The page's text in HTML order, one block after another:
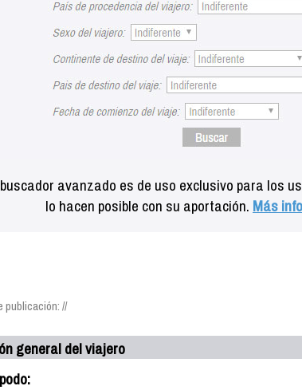
avanzado es de uso exclusivo para los
lo hacen posible con su aportación. Más
publicación: //
general del viajero